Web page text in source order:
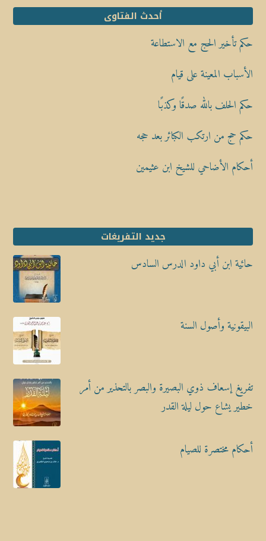
أحدث الفتاوى
حكم تأخير الحج مع الاستطاعة
الأسباب المعينة على قيام
حكم الحلف بالله صدقًا وكذبًا
حكم حج من ارتكب الكبائر بعد حجه
أحكام الأضاحي للشيخ ابن عثيمين
جديد التفريغات
حائية ابن أبي داود الدرس السادس
البيقونية وأصول السنة
تفريغ إسعاف ذوي البصيرة والبصر بالتحذير من أمر
خطير يشاع حول ليلة القدر
أحكام مختصرة للصيام